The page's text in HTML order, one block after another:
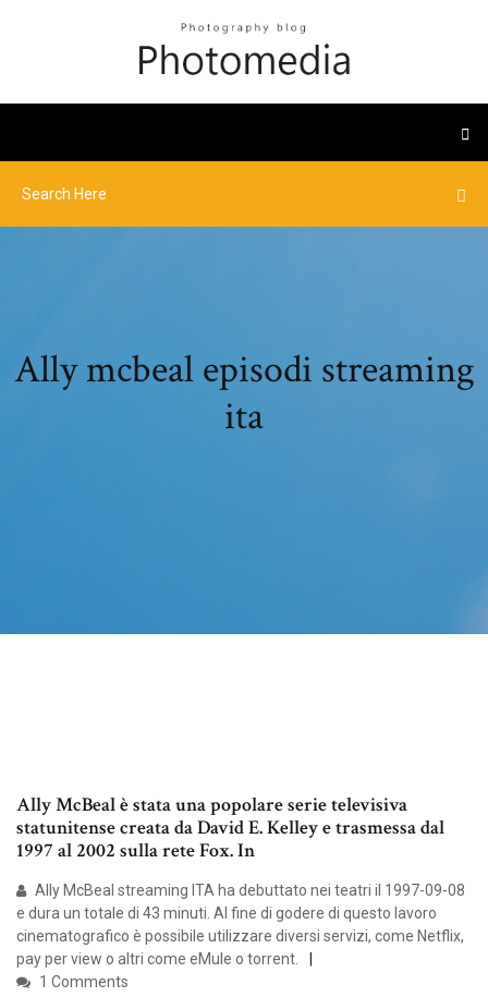
Ally mcbeal episodi streaming
ita
Ally McBeal è stata una popolare serie televisiva
statunitense creata da David E. Kelley e trasmessa dal
1997 al 2002 sulla rete Fox. In
Ally McBeal streaming ITA ha debuttato nei teatri il 1997-09-08
e dura un totale di 43 minuti. Al fine di godere di questo lavoro
cinematografico è possibile utilizzare diversi servizi, come Netflix,
pay per view o altri come eMule o torrent.
1 Comments